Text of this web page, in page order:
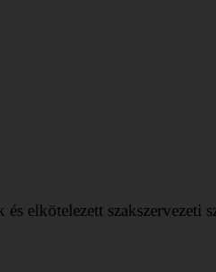
elkötelezett szakszervezeti